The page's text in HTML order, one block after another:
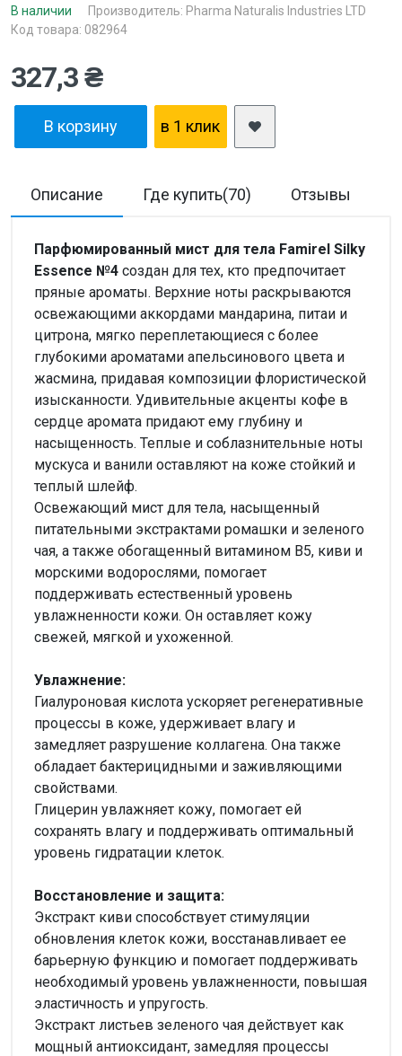
В наличии Производитель: Pharma Naturalis Industries LTD
Код товара: 082964
327,3 ₴
В корзину в 1 клик
Описание Где купить(70) Отзывы
Парфюмированный мист для тела Famirel Silky
Essence №4 создан для тех, кто предпочитает
пряные ароматы. Верхние ноты раскрываются
освежающими аккордами мандарина, питаи и
цитрона, мягко переплетающиеся с более
глубокими ароматами апельсинового цвета и
жасмина, придавая композиции флористической
изысканности. Удивительные акценты кофе в
сердце аромата придают ему глубину и
насыщенность. Теплые и соблазнительные ноты
мускуса и ванили оставляют на коже стойкий и
теплый шлейф.
Освежающий мист для тела, насыщенный
питательными экстрактами ромашки и зеленого
чая, а также обогащенный витамином B5, киви и
морскими водорослями, помогает
поддерживать естественный уровень
увлажненности кожи. Он оставляет кожу
свежей, мягкой и ухоженной.
Увлажнение:
Гиалуроновая кислота ускоряет регенеративные
процессы в коже, удерживает влагу и
замедляет разрушение коллагена. Она также
обладает бактерицидными и заживляющими
свойствами.
Глицерин увлажняет кожу, помогает ей
сохранять влагу и поддерживать оптимальный
уровень гидратации клеток.
Восстановление и защита:
Экстракт киви способствует стимуляции
обновления клеток кожи, восстанавливает ее
барьерную функцию и помогает поддерживать
необходимый уровень увлажненности, повышая
эластичность и упругость.
Экстракт листьев зеленого чая действует как
мощный антиоксидант, замедляя процессы